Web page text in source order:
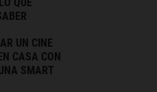
UN CINE
CASA CON
SMART